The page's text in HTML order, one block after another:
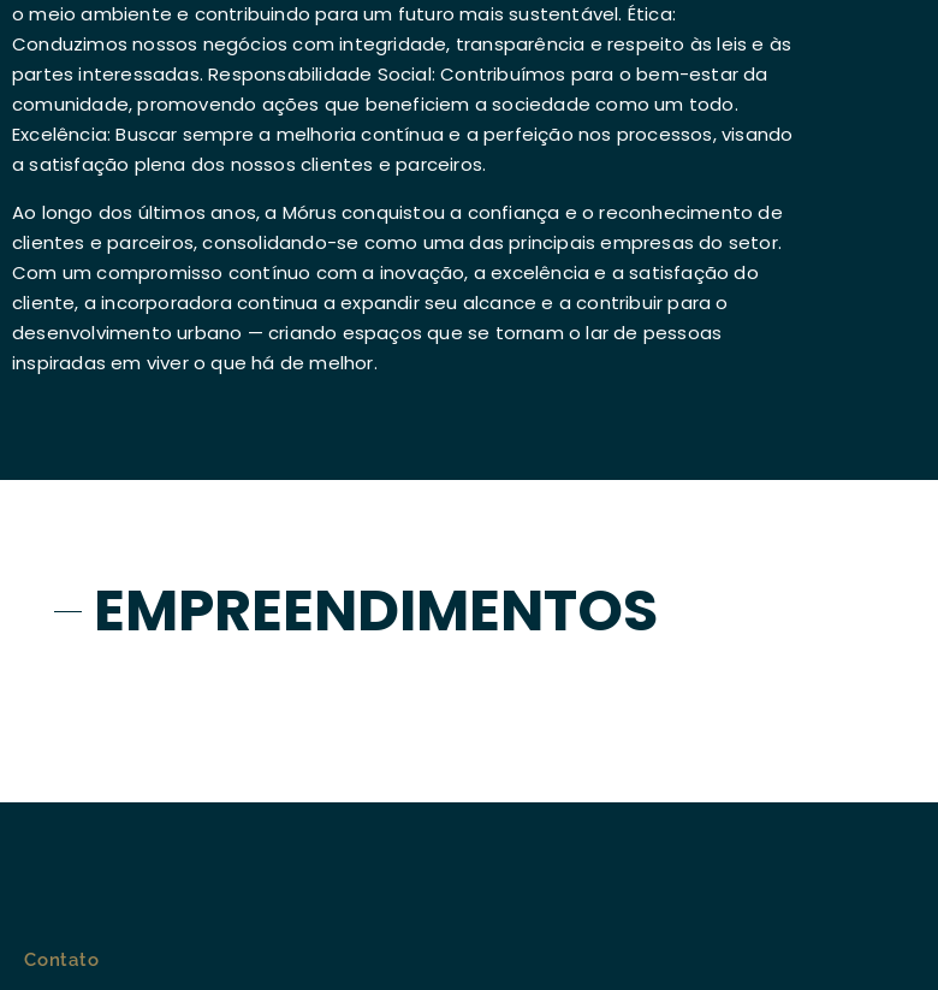
o meio ambiente e contribuindo para um futuro mais sustentável. Ética:
Conduzimos nossos negócios com integridade, transparência e respeito às leis e às
partes interessadas. Responsabilidade Social: Contribuímos para o bem-estar da
comunidade, promovendo ações que beneficiem a sociedade como um todo.
Excelência: Buscar sempre a melhoria contínua e a perfeição nos processos, visando
a satisfação plena dos nossos clientes e parceiros.
Ao longo dos últimos anos, a Mórus conquistou a confiança e o reconhecimento de
clientes e parceiros, consolidando-se como uma das principais empresas do setor.
Com um compromisso contínuo com a inovação, a excelência e a satisfação do
cliente, a incorporadora continua a expandir seu alcance e a contribuir para o
desenvolvimento urbano — criando espaços que se tornam o lar de pessoas
inspiradas em viver o que há de melhor.
EMPREENDIMENTOS
Contato